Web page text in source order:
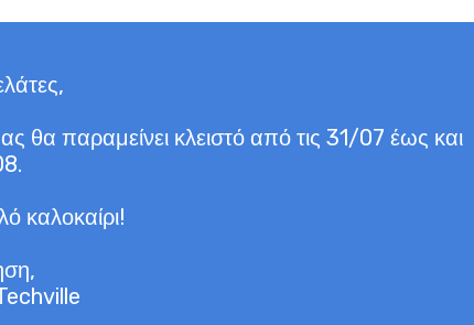
θα παραμείνει κλειστό από τις 31/07 έως και
καλοκαίρι!